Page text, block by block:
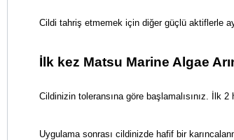
Cildi tahriş etmemek için diğer güçlü aktiflerle
İlk kez Matsu Marine Algae
Cildinizin toleransına göre başlamalısınız. İlk
Uygulama sonrası cildinizde hafif bir